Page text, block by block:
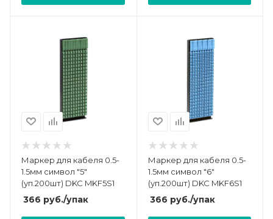
Маркер для кабеля 0.5-
1.5мм символ "5"
(уп.200шт) DKC MKF5S1
366 руб./упак
Маркер для кабеля 0.5-
1.5мм символ "6"
(уп.200шт) DKC MKF6S1
366 руб./упак